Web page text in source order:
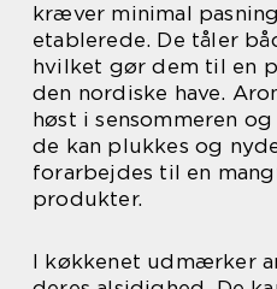
kræver minimal
etablerede. De tåler
hvilket gør dem til en
den nordiske have.
høst i sensommeren
de kan plukkes og
forarbejdes til en
produkter.
I køkkenet udmærker